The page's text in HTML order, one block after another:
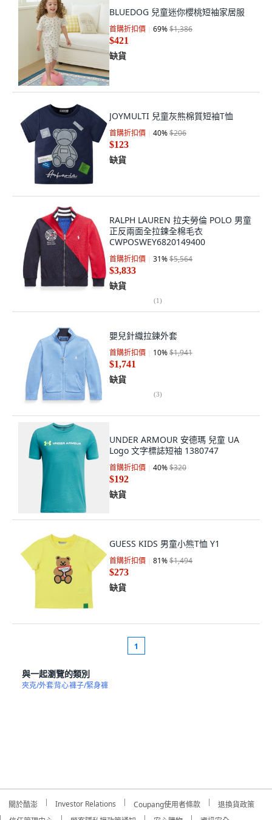
BLUEDOG 兒童迷你櫻桃短袖家居服
首購折扣價 69%$1,386
$421
缺貨
JOYMULTI 兒童灰熊棉質短袖T恤
首購折扣價 40%$206
$123
缺貨
RALPH LAUREN 拉夫勞倫 POLO 男童
正反兩面全拉鍊全棉毛衣
CWPOSWEY6820149400
首購折扣價 31%$5,564
$3,833
缺貨
(1)
嬰兒針織拉鍊外套
首購折扣價 10%$1,941
$1,741
缺貨
(3)
UNDER ARMOUR 安德瑪 兒童 UA
Logo 文字標誌短袖 1380747
首購折扣價 40%$320
$192
缺貨
GUESS KIDS 男童小熊T恤 Y1
首購折扣價 81%$1,494
$273
缺貨
1
與一起瀏覽的類別
夾克/外套背心褲子/緊身褲
關於酷澎 Investor Relations Coupang使用者條款
退換貨政策